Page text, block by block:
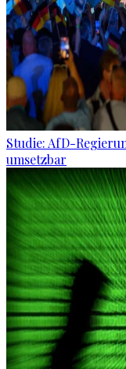
Studie: AfD-
umsetzbar